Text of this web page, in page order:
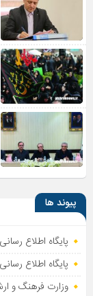
پیوند ها
پایگاه اطلاع
پایگاه اطلاع‌
وزارت فرهنگ و